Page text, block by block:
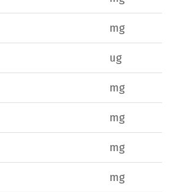
mg
ug
mg
mg
mg
mg